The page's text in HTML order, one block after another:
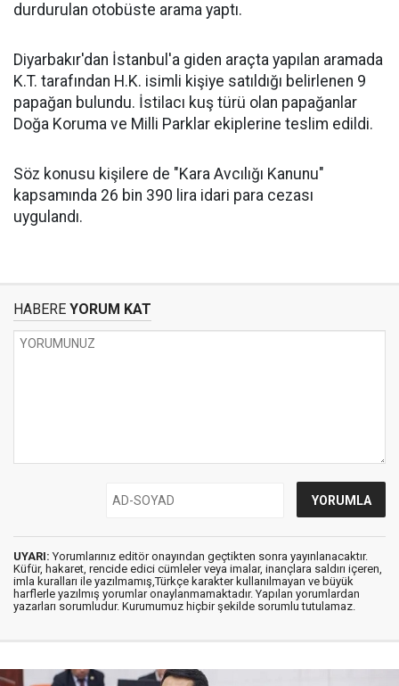
durdurulan otobüste arama yaptı.
Diyarbakır'dan İstanbul'a giden araçta yapılan aramada
K.T. tarafından H.K. isimli kişiye satıldığı belirlenen 9
papağan bulundu. İstilacı kuş türü olan papağanlar
Doğa Koruma ve Milli Parklar ekiplerine teslim edildi.
Söz konusu kişilere de "Kara Avcılığı Kanunu"
kapsamında 26 bin 390 lira idari para cezası
uygulandı.
HABERE YORUM KAT
UYARI: Yorumlarınız editör onayından geçtikten sonra yayınlanacaktır.
Küfür, hakaret, rencide edici cümleler veya imalar, inançlara saldırı içeren,
imla kuralları ile yazılmamış,Türkçe karakter kullanılmayan ve büyük
harflerle yazılmış yorumlar onaylanmamaktadır. Yapılan yorumlardan
yazarları sorumludur. Kurumumuz hiçbir şekilde sorumlu tutulamaz.